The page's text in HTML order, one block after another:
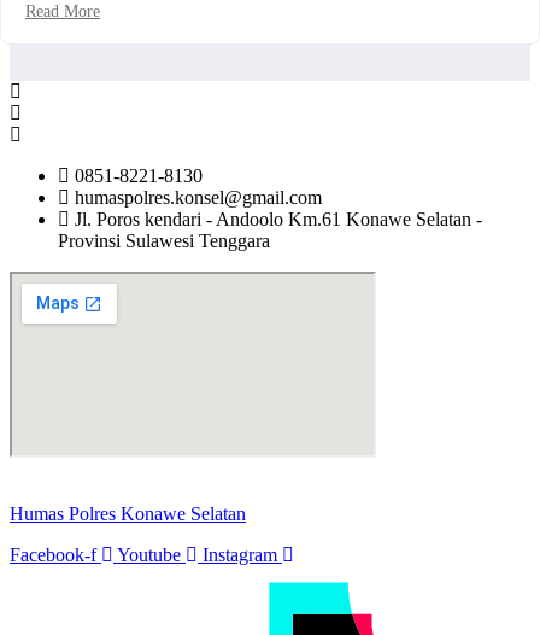
Read More
0851-8221-8130
humaspolres.konsel@gmail.com
Jl. Poros kendari - Andoolo Km.61 Konawe Selatan -
Provinsi Sulawesi Tenggara
Humas Polres Konawe Selatan
Facebook-f
Youtube Instagram